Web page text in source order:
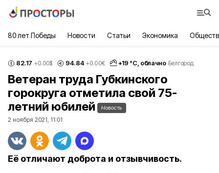
80 лет Победы Новости Статьи Экономика
82.17 +0.00$ 94.84 +0.00€ +19 °С, облачно Белгород
Ветеран труда Губкинского
горокруга отметила свой 75-
летний юбилей
Новость
2 ноября 2021, 11:01
Её отличают доброта и отзывчивость.